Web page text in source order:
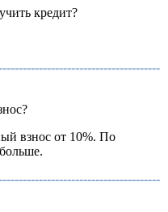
кредит?
взнос от 10%. По